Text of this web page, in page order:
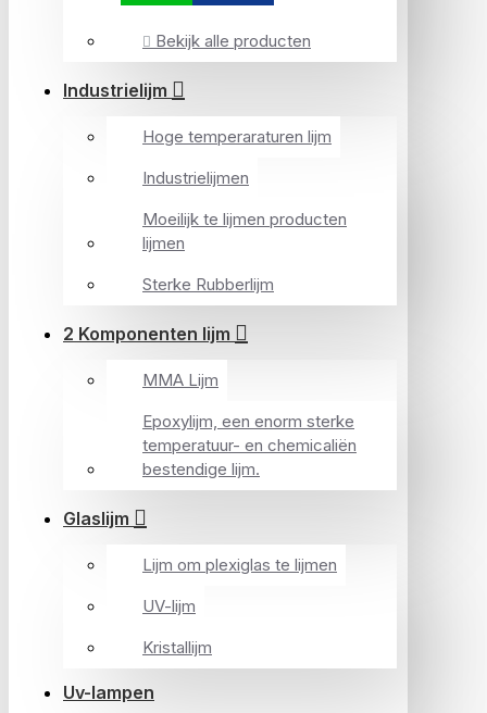
Bekijk alle producten
Industrielijm
Hoge temperaraturen lijm
Industrielijmen
Moeilijk te lijmen producten
lijmen
Sterke Rubberlijm
2 Komponenten lijm
MMA Lijm
Epoxylijm, een enorm sterke
temperatuur- en chemicaliën
bestendige lijm.
Glaslijm
Lijm om plexiglas te lijmen
UV-lijm
Kristallijm
Uv-lampen